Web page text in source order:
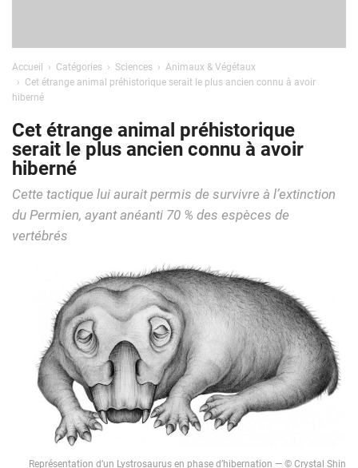
Accueil Catégories Sciences
Animaux & Végétaux
Cet étrange animal préhistorique serait le plus ancien connu à avoir
hiberné
Cet étrange animal préhistorique
serait le plus ancien connu à avoir
hiberné
Cette tactique lui aurait permis de survivre à l’extinction
du Permien, ayant anéanti 70 % des espèces de
vertébrés
Représentation d’un Lystrosaurus en phase d’hibernation — © Crystal Shin